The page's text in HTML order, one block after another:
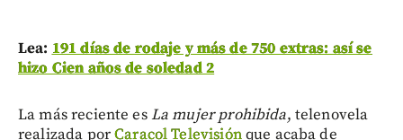
Lea: 191 días de rodaje y más de 750 extras: así se
hizo Cien años de soledad 2
La más reciente esLa mujer prohibida, telenovela
realizada porCaracol Televisiónque acaba de